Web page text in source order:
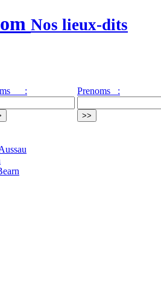
Nos lieux-dits
: Prenoms :